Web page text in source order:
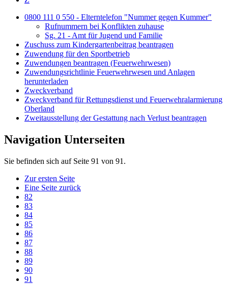
0800 111 0 550 - Elterntelefon "Nummer gegen Kummer"
Rufnummern bei Konflikten zuhause
Sg. 21 - Amt für Jugend und Familie
Zuschuss zum Kindergartenbeitrag beantragen
Zuwendung für den Sportbetrieb
Zuwendungen beantragen (Feuerwehrwesen)
Zuwendungsrichtlinie Feuerwehrwesen und Anlagen
herunterladen
Zweckverband
Zweckverband für Rettungsdienst und Feuerwehralarmierung
Oberland
Zweitausstellung der Gestattung nach Verlust beantragen
Navigation Unterseiten
Sie befinden sich auf Seite 91 von 91.
Zur ersten Seite
Eine Seite zurück
82
83
84
85
86
87
88
89
90
91